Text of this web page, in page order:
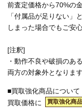
前査定価格から70%の
「付属品が足りない」
しまった場合でもご安
[注釈]
・動作不良や破損のあ
両方の対象外となります
■買取強化商品について
買取価格に
買取強化商品